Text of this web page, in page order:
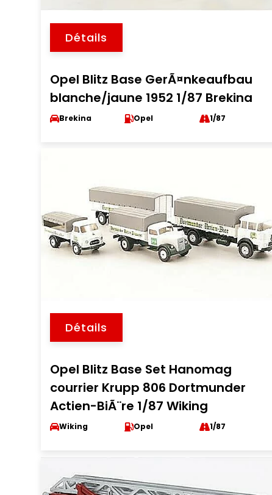
Détails
Opel Blitz Base GerÃ¤nkeaufbau
blanche/jaune 1952 1/87 Brekina
Brekina Opel 1/87
Détails
Opel Blitz Base Set Hanomag
courrier Krupp 806 Dortmunder
Actien-BiÃ¨re 1/87 Wiking
Wiking Opel 1/87